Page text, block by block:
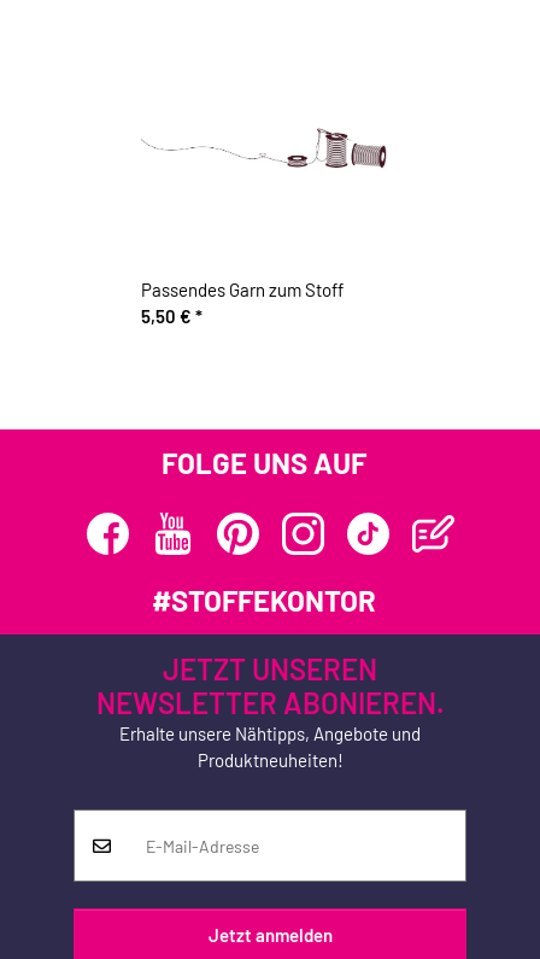
Passendes Garn zum Stoff
5,50 € *
FOLGE UNS AUF
#STOFFEKONTOR
JETZT UNSEREN
NEWSLETTER ABONIEREN.
Erhalte unsere Nähtipps, Angebote und
Produktneuheiten!
Jetzt anmelden